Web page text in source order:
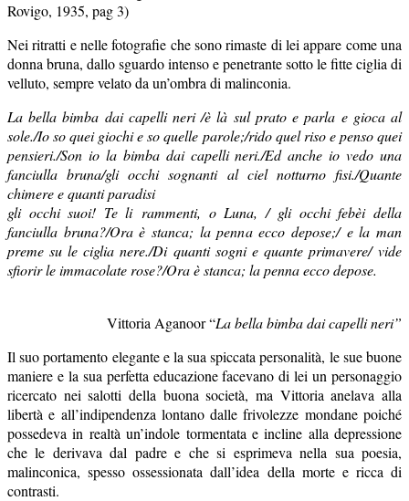
Rovigo, 1935, pag 3)
Nei ritratti e nelle fotografie che sono rimaste di lei appare come una
donna bruna, dallo sguardo intenso e penetrante sotto le fitte ciglia di
velluto, sempre velato da un’ombra di malinconia.
La bella bimba dai capelli neri /è là sul prato e parla e gioca al
sole./Io so quei giochi e so quelle parole;/rido quel riso e penso quei
pensieri./Son io la bimba dai capelli neri./Ed anche io vedo una
fanciulla bruna/gli occhi sognanti al ciel notturno fisi./Quante
chimere e quanti paradisi
gli occhi suoi! Te li rammenti, o Luna, / gli occhi febèi della
fanciulla bruna?/Ora è stanca; la penna ecco depose;/ e la man
preme su le ciglia nere./Di quanti sogni e quante primavere/ vide
sfiorir le immacolate rose?/Ora è stanca; la penna ecco depose.
Vittoria Aganoor “La bella bimba dai capelli neri”
Il suo portamento elegante e la sua spiccata personalità, le sue buone
maniere e la sua perfetta educazione facevano di lei un personaggio
ricercato nei salotti della buona società, ma Vittoria anelava alla
libertà e all’indipendenza lontano dalle frivolezze mondane poiché
possedeva in realtà un’indole tormentata e incline alla depressione
che le derivava dal padre e che si esprimeva nella sua poesia,
malinconica, spesso ossessionata dall’idea della morte e ricca di
contrasti.